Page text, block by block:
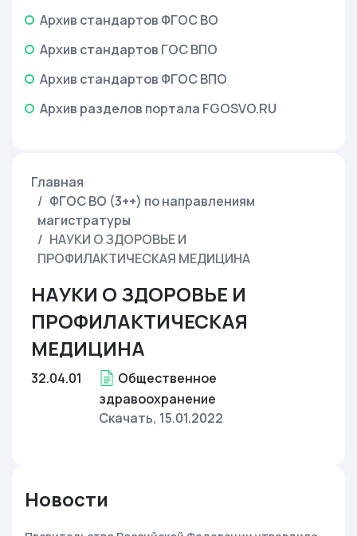
Архив стандартов ФГОС ВО
Архив стандартов ГОС ВПО
Архив стандартов ФГОС ВПО
Архив разделов портала FGOSVO.RU
Главная
ФГОС ВО (3++) по направлениям
магистратуры
НАУКИ О ЗДОРОВЬЕ И
ПРОФИЛАКТИЧЕСКАЯ МЕДИЦИНА
НАУКИ О ЗДОРОВЬЕ И
ПРОФИЛАКТИЧЕСКАЯ
МЕДИЦИНА
32.04.01
Общественное
здравоохранение
Скачать, 15.01.2022
Новости